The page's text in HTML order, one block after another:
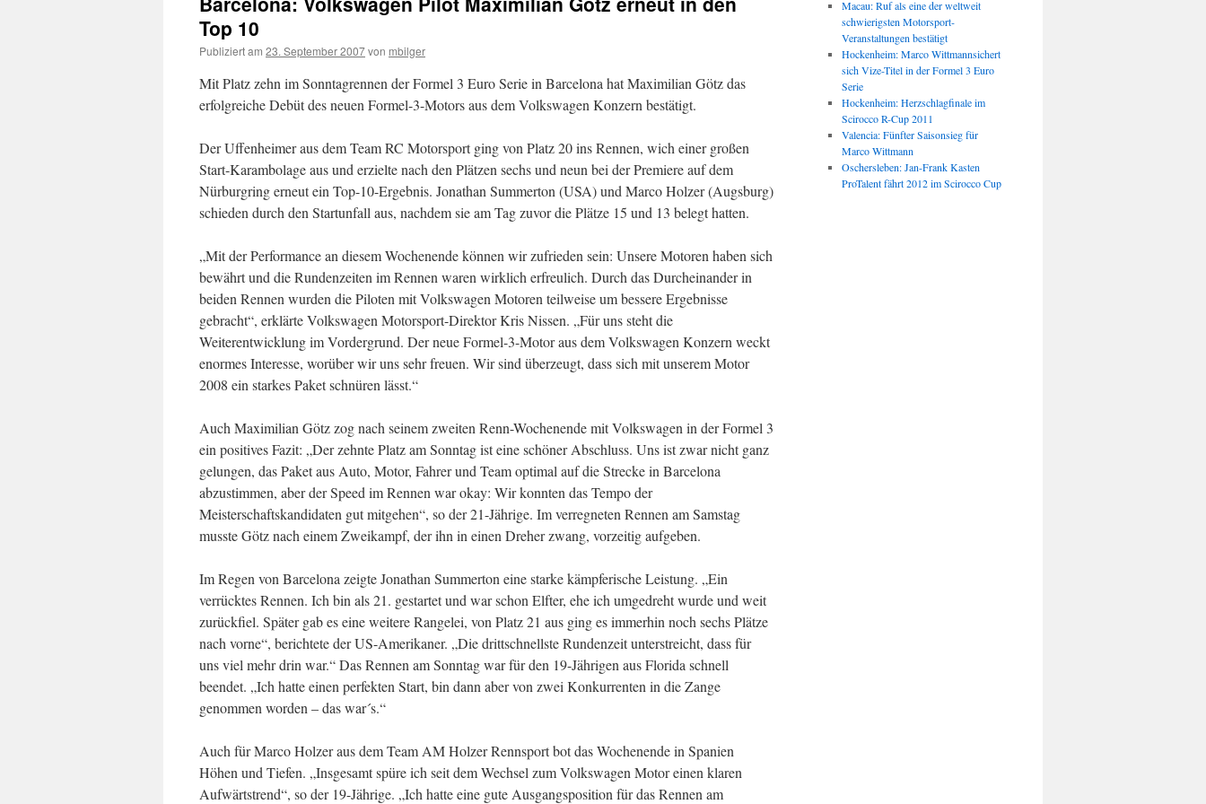
Top 10
Publiziert am 23. September 2007von mbilger
Mit Platz zehn im Sonntagrennen der Formel 3 Euro Serie in Barcelona hat Maximilian Götz das
erfolgreiche Debüt des neuen Formel-3-Motors aus dem Volkswagen Konzern bestätigt.
Der Uffenheimer aus dem Team RC Motorsport ging von Platz 20 ins Rennen, wich einer großen
Start-Karambolage aus und erzielte nach den Plätzen sechs und neun bei der Premiere auf dem
Nürburgring erneut ein Top-10-Ergebnis. Jonathan Summerton (USA) und Marco Holzer (Augsburg)
schieden durch den Startunfall aus, nachdem sie am Tag zuvor die Plätze 15 und 13 belegt hatten.
„Mit der Performance an diesem Wochenende können wir zufrieden sein: Unsere Motoren haben sich
bewährt und die Rundenzeiten im Rennen waren wirklich erfreulich. Durch das Durcheinander in
beiden Rennen wurden die Piloten mit Volkswagen Motoren teilweise um bessere Ergebnisse
gebracht“, erklärte Volkswagen Motorsport-Direktor Kris Nissen. „Für uns steht die
Weiterentwicklung im Vordergrund. Der neue Formel-3-Motor aus dem Volkswagen Konzern weckt
enormes Interesse, worüber wir uns sehr freuen. Wir sind überzeugt, dass sich mit unserem Motor
2008 ein starkes Paket schnüren lässt.“
Auch Maximilian Götz zog nach seinem zweiten Renn-Wochenende mit Volkswagen in der Formel 3
ein positives Fazit: „Der zehnte Platz am Sonntag ist eine schöner Abschluss. Uns ist zwar nicht ganz
gelungen, das Paket aus Auto, Motor, Fahrer und Team optimal auf die Strecke in Barcelona
abzustimmen, aber der Speed im Rennen war okay: Wir konnten das Tempo der
Meisterschaftskandidaten gut mitgehen“, so der 21-Jährige. Im verregneten Rennen am Samstag
musste Götz nach einem Zweikampf, der ihn in einen Dreher zwang, vorzeitig aufgeben.
Im Regen von Barcelona zeigte Jonathan Summerton eine starke kämpferische Leistung. „Ein
verrücktes Rennen. Ich bin als 21. gestartet und war schon Elfter, ehe ich umgedreht wurde und weit
zurückfiel. Später gab es eine weitere Rangelei, von Platz 21 aus ging es immerhin noch sechs Plätze
nach vorne“, berichtete der US-Amerikaner. „Die drittschnellste Rundenzeit unterstreicht, dass für
uns viel mehr drin war.“ Das Rennen am Sonntag war für den 19-Jährigen aus Florida schnell
beendet. „Ich hatte einen perfekten Start, bin dann aber von zwei Konkurrenten in die Zange
genommen worden – das war´s.“
Auch für Marco Holzer aus dem Team AM Holzer Rennsport bot das Wochenende in Spanien
Höhen und Tiefen. „Insgesamt spüre ich seit dem Wechsel zum Volkswagen Motor einen klaren
Aufwärtstrend“, so der 19-Jährige. „Ich hatte eine gute Ausgangsposition für das Rennen am
Macau: Ruf als eine der weltweit
schwierigsten Motorsport-
Veranstaltungen bestätigt
Hockenheim: Marco Wittmannsichert
sich Vize-Titel in der Formel 3 Euro
Serie
Hockenheim: Herzschlagfinale im
Scirocco R-Cup 2011
Valencia: Fünfter Saisonsieg für
Marco Wittmann
Oschersleben: Jan-Frank Kasten
ProTalent fährt 2012 im Scirocco Cup